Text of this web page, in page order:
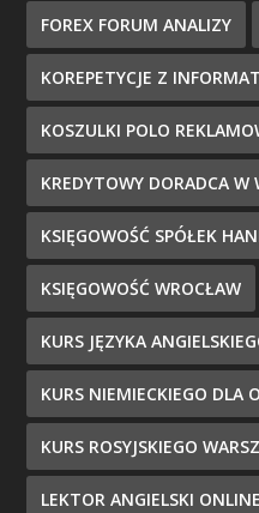
FOREX FORUM ANALIZY
KOREPETYCJE Z
KOSZULKI POLO
KREDYTOWY DORADCA W
KSIĘGOWOŚĆ SPÓŁEK
KSIĘGOWOŚĆ WROCŁAW
KURS JĘZYKA
KURS NIEMIECKIEGO DLA
KURS ROSYJSKIEGO
LEKTOR ANGIELSKI ONLINE